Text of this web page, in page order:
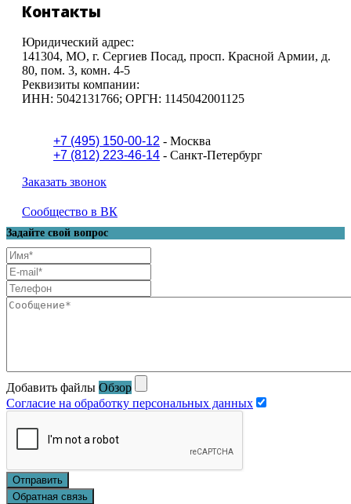
Контакты
Юридический адрес:
141304, МO, г. Сергиев Посад, просп. Красной Армии, д.
80, пом. 3, комн. 4-5
Реквизиты компании:
ИНН: 5042131766; ОРГН: 1145042001125
+7 (495) 150-00-12 - Москва
+7 (812) 223-46-14 - Санкт-Петербург
Заказать звонок
Сообщество в ВК
Задайте свой вопрос
Добавить файлы Обзор
Согласие на обработку персональных данных
Отправить
Обратная связь